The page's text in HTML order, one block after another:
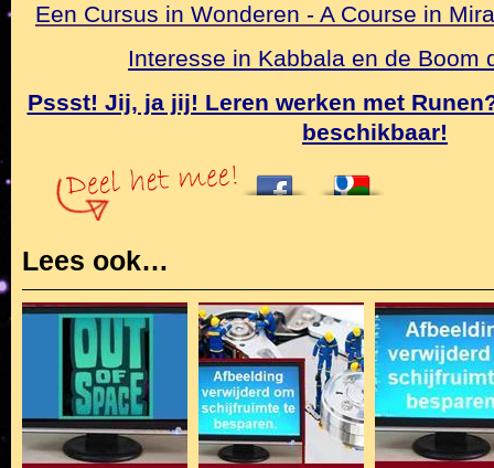
Een Cursus in Wonderen - A Course in
Interesse in Kabbala en de Boom
Pssst! Jij, ja jij! Leren werken met
beschikbaar!
Lees ook…